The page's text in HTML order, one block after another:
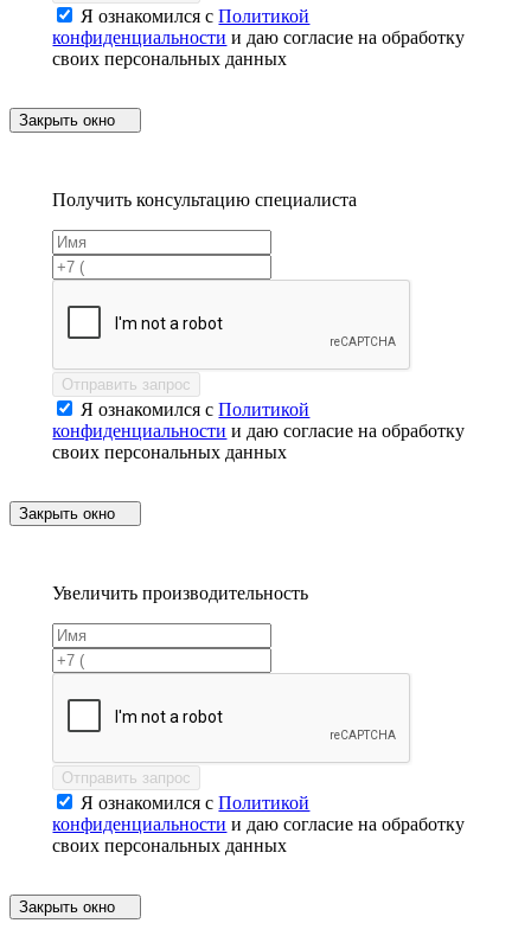
Я ознакомился сПолитикой
конфиденциальности и даю согласие на обработку
своих персональных данных
Закрыть окно
Получить консультацию специалиста
Отправить запрос
Я ознакомился сПолитикой
конфиденциальности и даю согласие на обработку
своих персональных данных
Закрыть окно
Увеличить производительность
Отправить запрос
Я ознакомился сПолитикой
конфиденциальности и даю согласие на обработку
своих персональных данных
Закрыть окно